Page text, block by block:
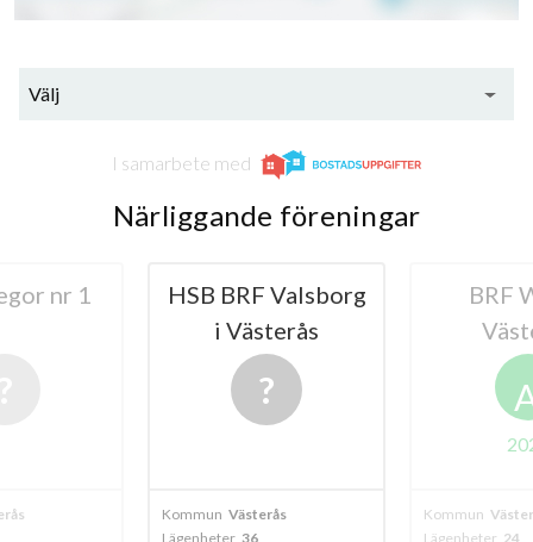
Välj
I samarbete med
Närliggande föreningar
nr 1
HSB BRF Valsborg
i Västerås
Kommun Västerås
Lägenheter 36
BRF
Kommun
Lägenheter 24